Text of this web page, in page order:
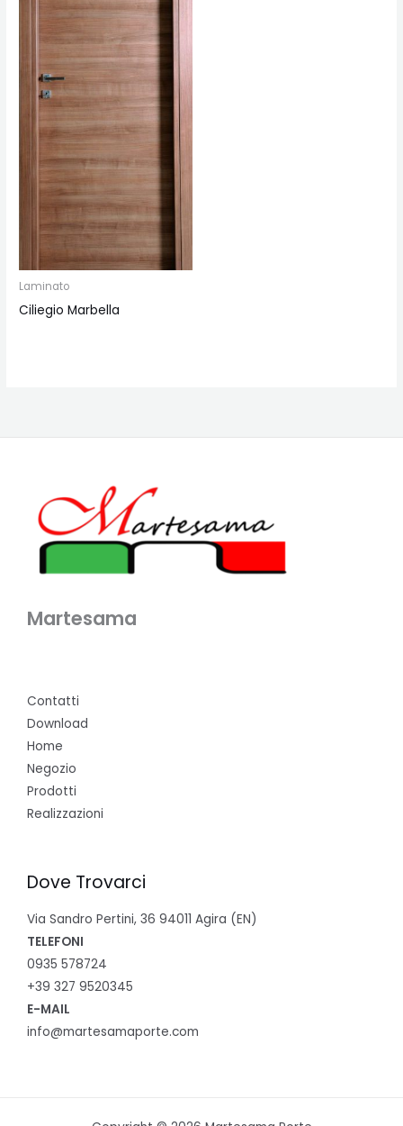
Laminato
Ciliegio Marbella
Martesama
Contatti
Download
Home
Negozio
Prodotti
Realizzazioni
Dove Trovarci
Via Sandro Pertini, 36 94011 Agira (EN)
TELEFONI
0935 578724
+39 327 9520345
E-MAIL
info@martesamaporte.com